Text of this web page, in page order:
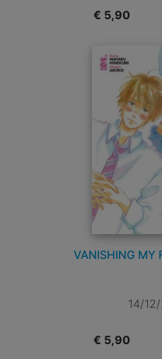
€ 5,90
VANISHING MY
14/
€ 5,90